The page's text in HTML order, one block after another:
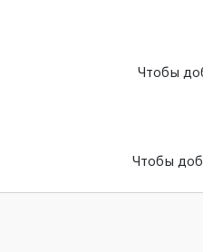
Чтобы
Чтобы